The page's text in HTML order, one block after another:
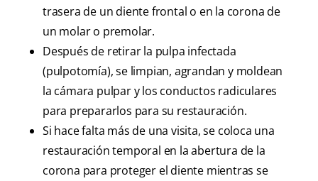
trasera de un diente frontal o en la corona de
un molar o premolar.
Después de retirar la pulpa infectada
(pulpotomía), se limpian, agrandan y moldean
la cámara pulpar y los conductos radiculares
para prepararlos para su restauración.
Si hace falta más de una visita, se coloca una
restauración temporal en la abertura de la
corona para proteger el diente mientras se